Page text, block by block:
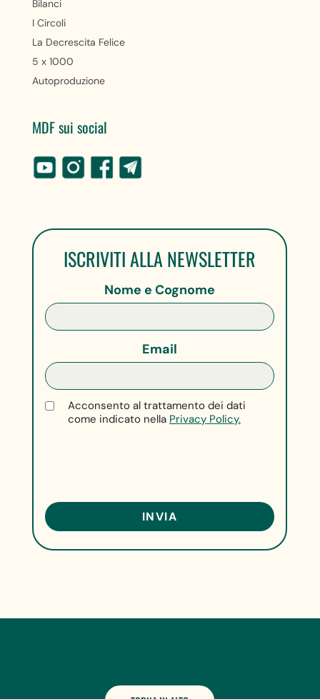
Bilanci
I Circoli
La Decrescita Felice
5 x 1000
Autoproduzione
MDF sui social
ISCRIVITI ALLA NEWSLETTER
Nome e Cognome
Email
Acconsento al trattamento dei dati
come indicato nella Privacy Policy.